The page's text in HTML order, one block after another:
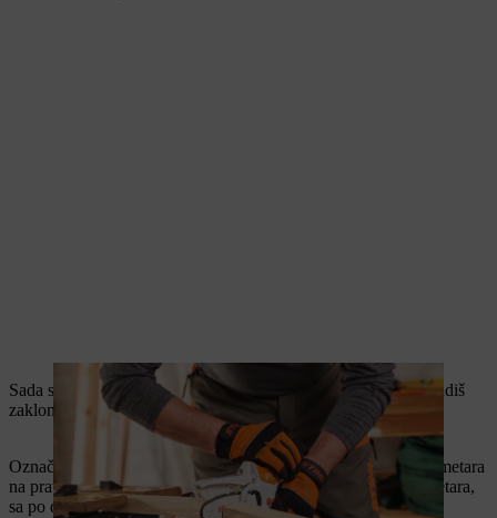
Sada skrati pravougaono drvo za postolje. Ako samostalno gradiš
zaklon, kako bi se fiksirao u bašti, pređi odmah na korak 4.
Označi 2 x 65 centimetara, 4 x 32 centimetara i 4 x 37,9 centimetara
na pravougaonom drvetu za postolje dimenzija 50 x 30 milimetara,
sa po dva ugla od 45 stepeni na uskim stranama.